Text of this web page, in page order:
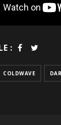
:
COLDWAVE